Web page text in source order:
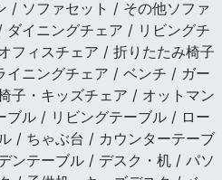
/ ソファセット / その他ソファ
イニングチェア / リビングチ
フィスチェア / 折りたたみ椅子
イニングチェア / ベンチ / ガー
子・キッズチェア / オットマン
ブル / リビングテーブル / ロー
/ ちゃぶ台 / カウンターテーブ
ンテーブル / デスク・机 / パソ